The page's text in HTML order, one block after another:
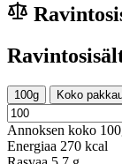
100g Koko
Annoksen koko
Energiaa 270 kcal